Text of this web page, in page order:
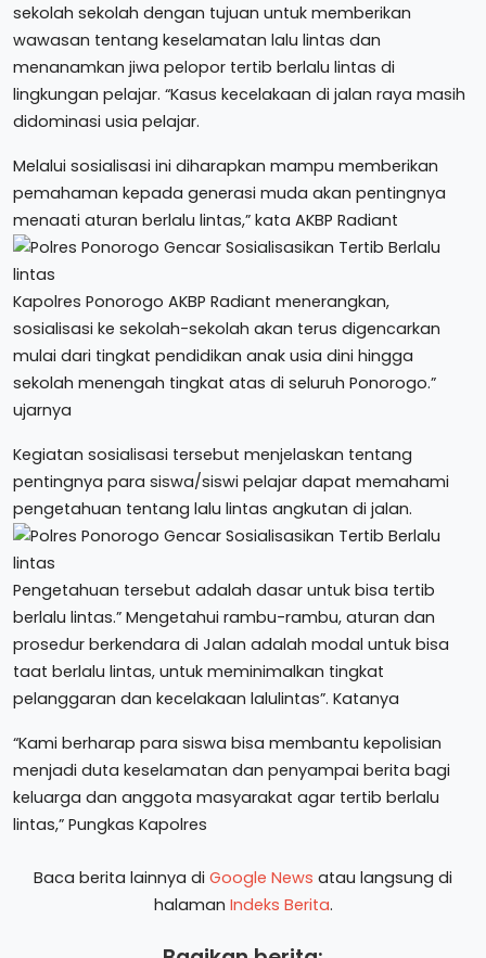
sekolah sekolah dengan tujuan untuk memberikan
wawasan tentang keselamatan lalu lintas dan
menanamkan jiwa pelopor tertib berlalu lintas di
lingkungan pelajar. “Kasus kecelakaan di jalan raya masih
didominasi usia pelajar.
Melalui sosialisasi ini diharapkan mampu memberikan
pemahaman kepada generasi muda akan pentingnya
menaati aturan berlalu lintas,” kata AKBP Radiant
Kapolres Ponorogo AKBP Radiant menerangkan,
sosialisasi ke sekolah-sekolah akan terus digencarkan
mulai dari tingkat pendidikan anak usia dini hingga
sekolah menengah tingkat atas di seluruh Ponorogo.”
ujarnya
Kegiatan sosialisasi tersebut menjelaskan tentang
pentingnya para siswa/siswi pelajar dapat memahami
pengetahuan tentang lalu lintas angkutan di jalan.
Pengetahuan tersebut adalah dasar untuk bisa tertib
berlalu lintas.” Mengetahui rambu-rambu, aturan dan
prosedur berkendara di Jalan adalah modal untuk bisa
taat berlalu lintas, untuk meminimalkan tingkat
pelanggaran dan kecelakaan lalulintas”. Katanya
“Kami berharap para siswa bisa membantu kepolisian
menjadi duta keselamatan dan penyampai berita bagi
keluarga dan anggota masyarakat agar tertib berlalu
lintas,” Pungkas Kapolres
Baca berita lainnya di Google News atau langsung di
halaman Indeks Berita.